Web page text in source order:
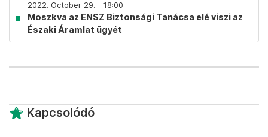
2022. October 29. – 18:00
Moszkva az ENSZ Biztonsági Tanácsa elé viszi az
Északi Áramlat ügyét
Kapcsolódó